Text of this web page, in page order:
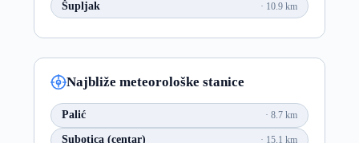
Šupljak 10.9 km
Najbliže meteorološke stanice
Palić 8.7 km
Subotica (centar) 15.1 km